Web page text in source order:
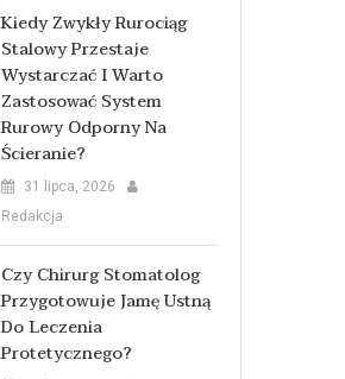
Kiedy Zwykły Rurociąg
Stalowy Przestaje
Wystarczać I Warto
Zastosować System
Rurowy Odporny Na
Ścieranie?
31 lipca, 2026
Redakcja
Czy Chirurg Stomatolog
Przygotowuje Jamę Ustną
Do Leczenia
Protetycznego?